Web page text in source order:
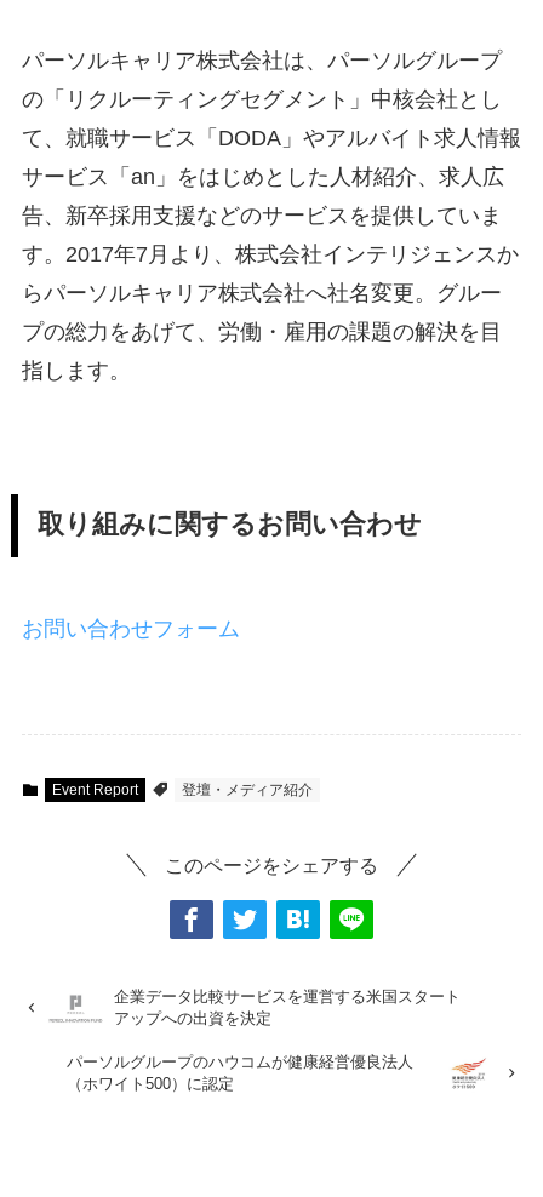
パーソルキャリア株式会社は、パーソルグループ
の「リクルーティングセグメント」中核会社とし
て、就職サービス「DODA」やアルバイト求人情報
サービス「an」をはじめとした人材紹介、求人広
告、新卒採用支援などのサービスを提供していま
す。2017年7月より、株式会社インテリジェンスか
らパーソルキャリア株式会社へ社名変更。グルー
プの総力をあげて、労働・雇用の課題の解決を目
指します。
取り組みに関するお問い合わせ
お問い合わせフォーム
Event Report 登壇・メディア紹介
このページをシェアする
企業データ比較サービスを運営する米国スタート
アップへの出資を決定
パーソルグループのハウコムが健康経営優良法人
（ホワイト500）に認定